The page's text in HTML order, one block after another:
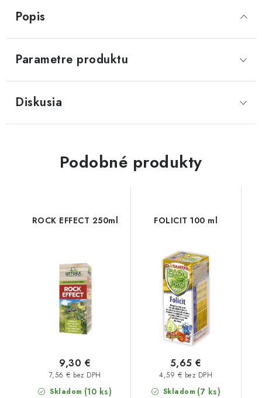
Popis
Parametre produktu
Diskusia
Podobné produkty
ROCK EFFECT 250ml
Skladom (10 ks)
7,56 € bez DPH
9,30 €
FOLICIT 100 ml
Skladom (7 ks)
4,59 € bez DPH
5,65 €